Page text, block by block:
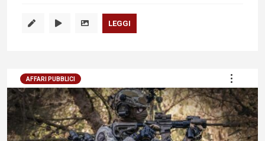
LEGGI
AFFARI PUBBLICI